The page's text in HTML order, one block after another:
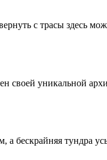
с трасы здесь
своей уникальной
а бескрайняя тундра